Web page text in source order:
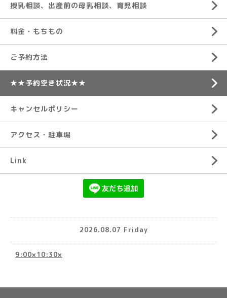
授乳相談、出産前の母乳相談、育児相談
料金・もちもの
ご予約方法
★★予約空き状況★★
キャンセルポリシー
アクセス・駐車場
Link
2026.08.07 Friday
9:00×10:30×